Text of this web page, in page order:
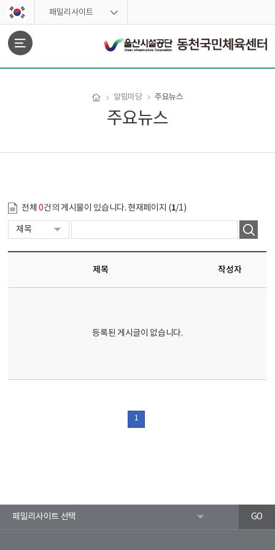
스킵네비게이션
패밀리사이트
알림마당 주요뉴스
주요뉴스
전체0건의 게시물이 있습니다. 현재페이지 (1/1)
제목 작성자
등록된 게시글이 없습니다.
1